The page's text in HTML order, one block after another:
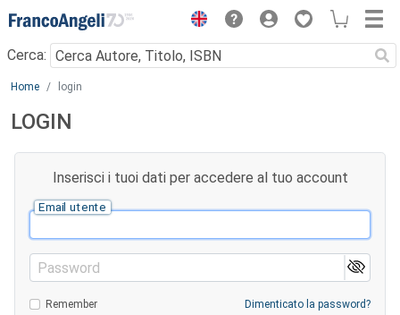
Menu
Cerca:
Main content
Home login
LOGIN
Inserisci i tuoi dati per accedere al tuo account
Email utente
Password
Remember Dimenticato la password?